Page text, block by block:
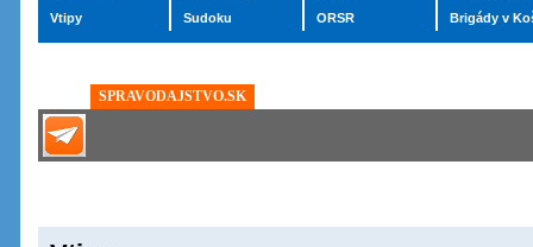
Vtipy
Sudoku
ORSR
Brigády v